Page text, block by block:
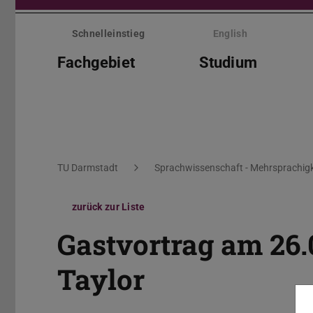
Menü
überspringenSchnelleinstieg English
Fachgebiet Studium
Sie befinden sich hier:
TU Darmstadt Sprachwissenschaft -
zurück zur Liste
Gastvortrag am
Taylor